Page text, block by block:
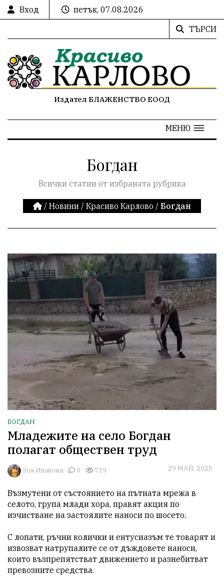
Вход
петък, 07.08.2026
ТЪРСИ
Издател БЛАЖЕНСТВО ЕООД
МЕНЮ
Богдан
Всички статии от избраната рубрика
/ Новини / Красиво Карлово / Богдан
БОГДАН
Младежите на село Богдан
полагат обществен труд
Зоя Иванова 0 719 29 МАЙ, 2025
Възмутени от състоянието на пътната мрежа в
селото, група млади хора, правят акция по
изчистване на застоялите наноси по шосето.
С лопати, ръчни колички и ентусиазъм те товарят и
извозват натрупалите се от дъждовете наноси,
които възпрепятстват движението и разнебитват
превозните средства.